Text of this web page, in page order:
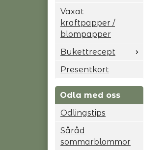
Vaxat
kraftpapper /
blompapper
Bukettrecept
Presentkort
Odla med oss
Odlingstips
Såråd
sommarblommor